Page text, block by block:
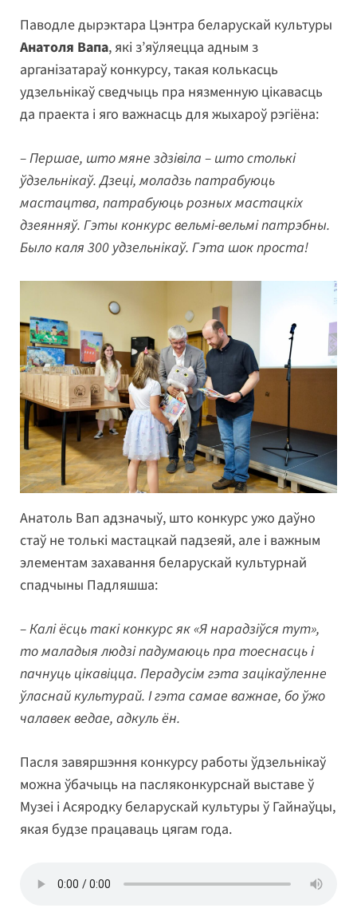
Паводле дырэктара Цэнтра беларускай культуры
Анатоля Вапа, які з’яўляецца адным з
арганізатараў конкурсу, такая колькасць
удзельнікаў сведчыць пра нязменную цікавасць
да праекта і яго важнасць для жыхароў рэгіёна:
– Першае, што мяне здзівіла – што столькі
ўдзельнікаў. Дзеці, моладзь патрабуюць
мастацтва, патрабуюць розных мастацкіх
дзеянняў. Гэты конкурс вельмі-вельмі патрэбны.
Было каля 300 удзельнікаў. Гэта шок проста!
Анатоль Вап адзначыў, што конкурс ужо даўно
стаў не толькі мастацкай падзеяй, але і важным
элементам захавання беларускай культурнай
спадчыны Падляшша:
– Калі ёсць такі конкурс як «Я нарадзіўся тут»,
то маладыя людзі падумаюць пра тоеснасць і
пачнуць цікавіцца. Перадусім гэта зацікаўленне
ўласнай культурай. І гэта самае важнае, бо ўжо
чалавек ведае, адкуль ён.
Пасля завяршэння конкурсу работы ўдзельнікаў
можна ўбачыць на пасляконкурснай выставе ў
Музеі і Асяродку беларускай культуры ў Гайнаўцы,
якая будзе працаваць цягам года.